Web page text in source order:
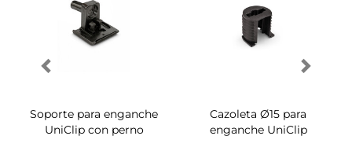
Soporte para enganche
UniClip con perno
Cazoleta Ø15 para
enganche UniClip